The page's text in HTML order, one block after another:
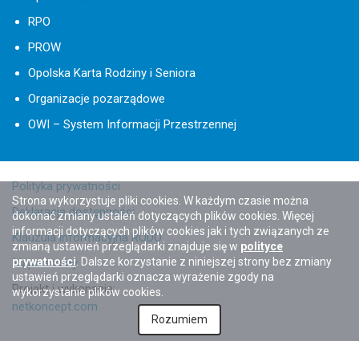
RPO
PROW
Opolska Karta Rodziny i Seniora
Organizacje pozarządowe
OWI – System Informacji Przestrzennej
Polityka prywatności
Deklaracja dostępności
Klauzula informacyjna RODO
Mapa strony
Projekt i wykonanie:
netkoncept.com
Strona wykorzystuje pliki cookies. W każdym czasie można
dokonać zmiany ustaleń dotyczących plików cookies. Więcej
informacji dotyczących plików cookies jak i tych związanych ze
zmianą ustawień przeglądarki znajduje się w polityce
prywatności. Dalsze korzystanie z niniejszej strony bez zmiany
ustawień przeglądarki oznacza wyrażenie zgody na
wykorzystanie plików cookies.
Rozumiem